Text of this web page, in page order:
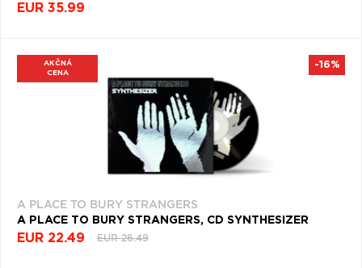
EUR 35.99
AKČNÁ
CENA
A PLACE TO BURY STRANGERS
A PLACE TO BURY STRANGERS, CD SYNTHESIZER
EUR 22.49 EUR 26.49
-16%